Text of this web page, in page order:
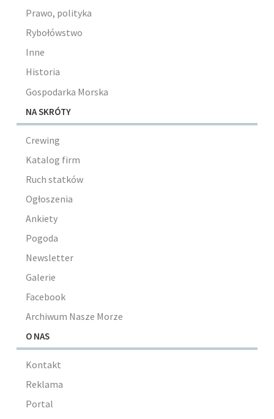
Prawo, polityka
Rybołówstwo
Inne
Historia
Gospodarka Morska
NA SKRÓTY
Crewing
Katalog firm
Ruch statków
Ogłoszenia
Ankiety
Pogoda
Newsletter
Galerie
Facebook
Archiwum Nasze Morze
O NAS
Kontakt
Reklama
Portal